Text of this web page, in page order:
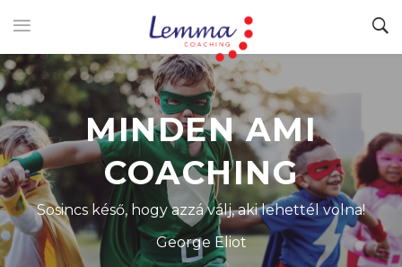
MINDEN AMI
COACHING
Sosincs késő, hogy azzá válj, aki lehettél volna!
George Eliot